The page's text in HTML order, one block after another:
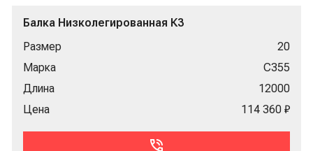
Балка Низколегированная К3
Размер
20
Марка
С355
Длина
12000
Цена
114 360 ₽